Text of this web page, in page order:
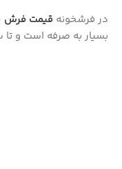
در فرشخونه قیمت فرش
بسیار به صرفه است و تا